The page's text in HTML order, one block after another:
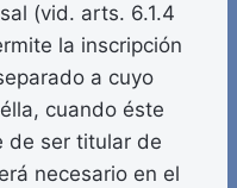
(vid. arts. 6.1.4
la inscripción
a cuyo
cuando éste
de ser titular de
necesario en el